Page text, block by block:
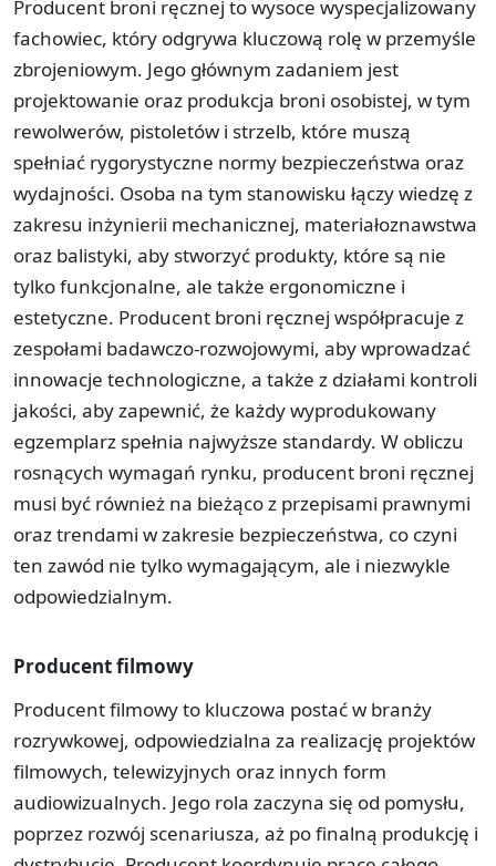
Producent broni ręcznej to wysoce wyspecjalizowany
fachowiec, który odgrywa kluczową rolę w przemyśle
zbrojeniowym. Jego głównym zadaniem jest
projektowanie oraz produkcja broni osobistej, w tym
rewolwerów, pistoletów i strzelb, które muszą
spełniać rygorystyczne normy bezpieczeństwa oraz
wydajności. Osoba na tym stanowisku łączy wiedzę z
zakresu inżynierii mechanicznej, materiałoznawstwa
oraz balistyki, aby stworzyć produkty, które są nie
tylko funkcjonalne, ale także ergonomiczne i
estetyczne. Producent broni ręcznej współpracuje z
zespołami badawczo-rozwojowymi, aby wprowadzać
innowacje technologiczne, a także z działami kontroli
jakości, aby zapewnić, że każdy wyprodukowany
egzemplarz spełnia najwyższe standardy. W obliczu
rosnących wymagań rynku, producent broni ręcznej
musi być również na bieżąco z przepisami prawnymi
oraz trendami w zakresie bezpieczeństwa, co czyni
ten zawód nie tylko wymagającym, ale i niezwykle
odpowiedzialnym.
Producent filmowy
Producent filmowy to kluczowa postać w branży
rozrywkowej, odpowiedzialna za realizację projektów
filmowych, telewizyjnych oraz innych form
audiowizualnych. Jego rola zaczyna się od pomysłu,
poprzez rozwój scenariusza, aż po finalną produkcję i